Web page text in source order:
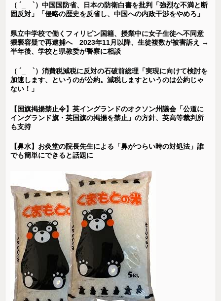
（ ´_ゝ`）中国国防省、日本の防衛白書を批判「強烈な不満と断
固反対」「侵略の歴史を反省し、中国への内政干渉をやめろ」
県立中学校で働くフィリピン国籍、授業中に女子生徒へ不同意
猥褻容疑で再逮捕へ 2023年11月以降、生徒複数が被害訴え →
半年後、学校と県教委が警察に相談
（ ´_ゝ`）消費税減税に反対の石破前総理「実現に向けて検討を
加速します、というのが公約。減税しますというのは公約じゃ
ない！」
【国旗掲揚禁止令】英イングランドのオクソン州議会「公道に
イングランド旗・英国旗の掲揚を禁止」の方針、英高等裁判所
も支持
【鼻水】お灸堂の院長先生による「鼻がつらい時の対処法」誰
でも簡単にできると話題に